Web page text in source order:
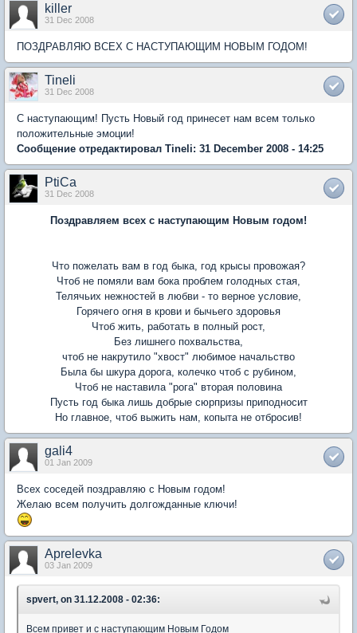
killer
31 Dec 2008
ПОЗДРАВЛЯЮ ВСЕХ С НАСТУПАЮЩИМ НОВЫМ ГОДОМ!
Tineli
31 Dec 2008
С наступающим! Пусть Новый год принесет нам всем только
положительные эмоции!
Сообщение отредактировал Tineli: 31 December 2008 - 14:25
PtiCa
31 Dec 2008
Поздравляем всех с наступающим Новым годом!
Что пожелать вам в год быка, год крысы провожая?
Чтоб не помяли вам бока проблем голодных стая,
Телячьих нежностей в любви - то верное условие,
Горячего огня в крови и бычьего здоровья
Чтоб жить, работать в полный рост,
Без лишнего похвальства,
чтоб не накрутило "хвост" любимое начальство
Была бы шкура дорога, колечко чтоб с рубином,
Чтоб не наставила "рога" вторая половина
Пусть год быка лишь добрые сюрпризы приподносит
Но главное, чтоб выжить нам, копыта не отбросив!
gali4
01 Jan 2009
Всех соседей поздравляю с Новым годом!
Желаю всем получить долгожданные ключи!
Aprelevka
03 Jan 2009
spvert, on 31.12.2008 - 02:36:
Всем привет и с наступающим Новым Годом